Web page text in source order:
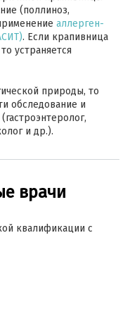
(поллиноз,
аллерген-
. Если крапивница
устраняется
природы, то
обследование и
и др.).
врачи
квалификации с